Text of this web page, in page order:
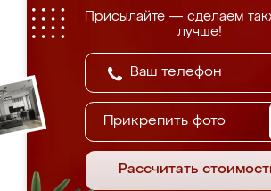
Присылайте — сделаем
лучше!
Прикрепить фото
Рассчитать